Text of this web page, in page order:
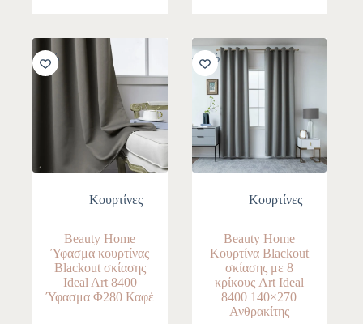
-11%
Κουρτίνες
Beauty Home
Ύφασμα κουρτίνας
Blackout σκίασης
Ideal Art 8400
Ύφασμα Φ280 Καφέ
-10%
Κουρτίνες
Beauty Home
Κουρτίνα Blackout
σκίασης με 8
κρίκους Art Ideal
8400 140×270
Ανθρακίτης